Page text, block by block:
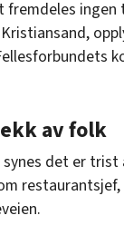
fremdeles
av folk
synes det er